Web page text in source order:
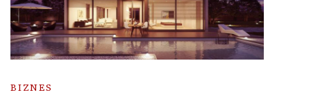
BIZNES